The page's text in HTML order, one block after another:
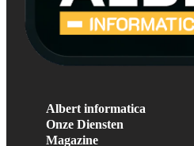
Albert informatica
Onze Diensten
Magazine